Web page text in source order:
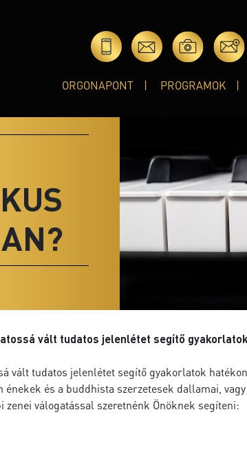
ORGONAPONT PROGRAMOK
vált tudatos jelenlétet segítő
vált tudatos jelenlétet segítő gyakorlatok
és a buddhista szerzetesek dallamai,
válogatással szeretnénk Önöknek segíteni: